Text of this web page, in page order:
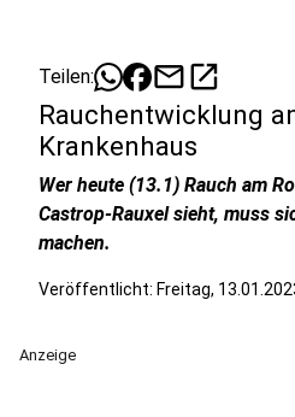
Teilen: mailopen_in_new
Rauchentwicklung
Krankenhaus
Wer heute (13.1) Rauch am
Castrop-Rauxel sieht, muss
machen.
Veröffentlicht: Freitag,
Anzeige